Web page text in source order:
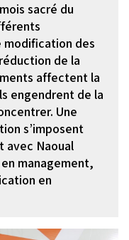
sacré du
modification des
de la
affectent la
engendrent de la
Une
s’imposent
avec Naoual
management,
en